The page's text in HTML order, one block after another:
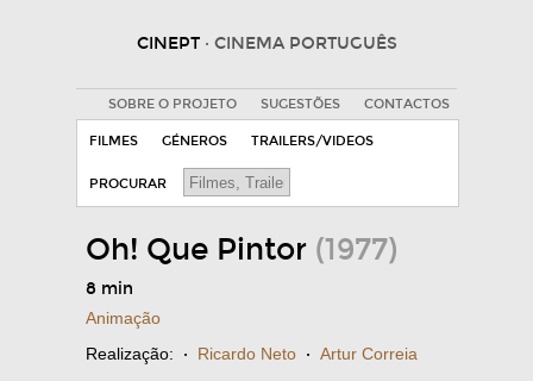
CINEPT · CINEMA PORTUGUÊS
SOBRE O PROJETO SUGESTÕES CONTACTOS
FILMES GÉNEROS TRAILERS/VIDEOS
PROCURAR
Oh! Que Pintor (1977)
8 min
Animação
Realização: · Ricardo Neto · Artur Correia